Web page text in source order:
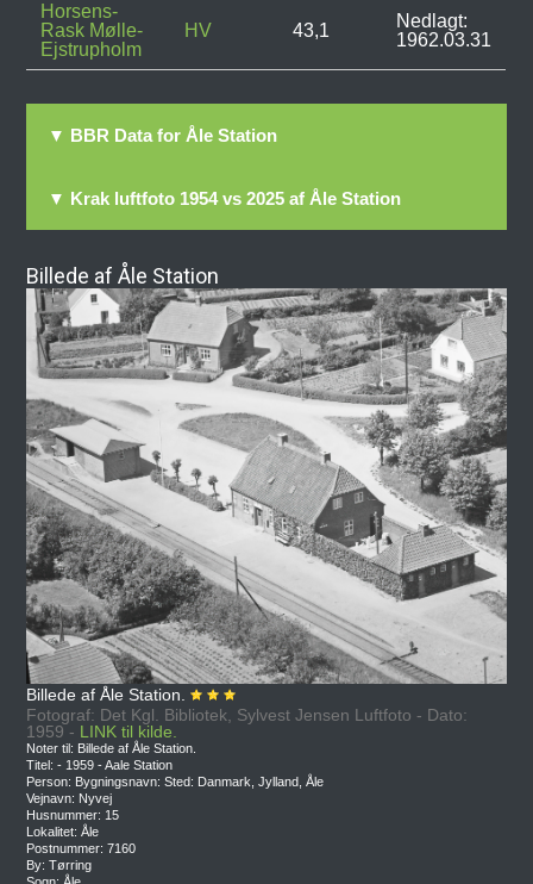
Horsens-
Rask Mølle-
Ejstrupholm
HV 43,1
Nedlagt:
1962.03.31
▼ BBR Data for Åle Station
▼ Krak luftfoto 1954 vs 2025 af Åle Station
Billede af Åle Station
Billede af Åle Station.
Fotograf: Det Kgl. Bibliotek, Sylvest Jensen Luftfoto - Dato:
1959 - LINK til kilde.
Noter til: Billede af Åle Station.
Titel: - 1959 - Aale Station
Person: Bygningsnavn: Sted: Danmark, Jylland, Åle
Vejnavn: Nyvej
Husnummer: 15
Lokalitet: Åle
Postnummer: 7160
By: Tørring